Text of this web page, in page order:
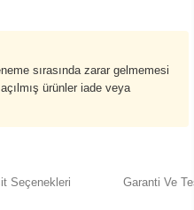
sırasında zarar gelmemesi
ürünler iade veya
Seçenekleri Garanti Ve